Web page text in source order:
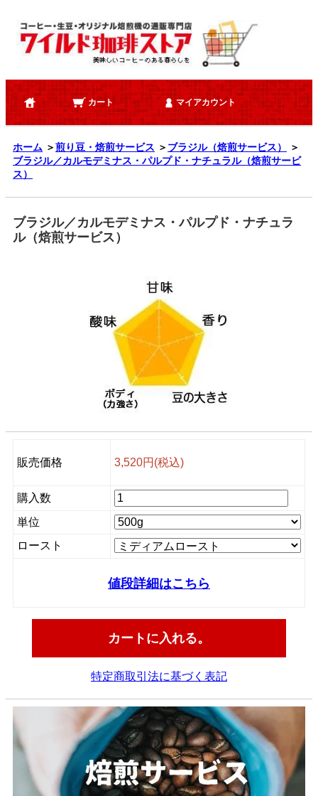
カート マイアカウント
ホーム ＞煎り豆・焙煎サービス ＞ ブラジル（焙煎サービス）
＞
ブラジル／カルモデミナス・パルプド・ナチュラル（焙煎サービ
ス）
ブラジル／カルモデミナス・パルプド・ナチュラ
ル（焙煎サービス）
販売価格 3,520円(税込)
購入数
単位
ロースト
値段詳細はこちら
特定商取引法に基づく表記